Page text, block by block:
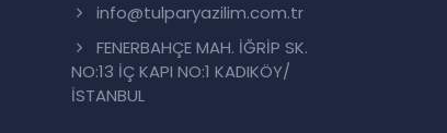
info@tulparyazilim.com.tr
FENERBAHÇE MAH. İĞRİP SK.
NO:13 İÇ KAPI NO:1 KADIKÖY/
İSTANBUL